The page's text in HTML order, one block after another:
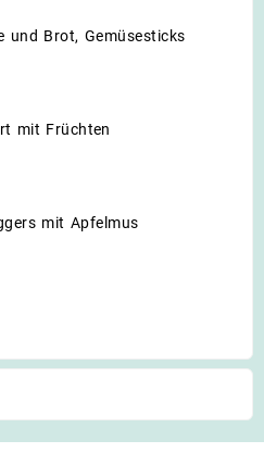
und Brot, Gemüsesticks
mit Früchten
mit Apfelmus